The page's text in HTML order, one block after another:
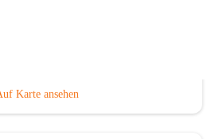
Karte ansehen